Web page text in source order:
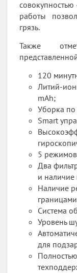
работы
грязь.
Также
120
Литий-
mAh;
Уборка
Smart
5
Два
и наличие
Наличие
Система
Уровень
для